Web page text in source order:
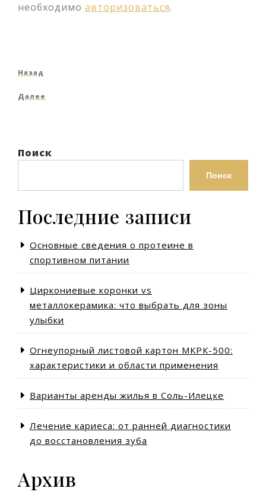
необходимо авторизоваться.
Навигация
по
Предыдущая
Назад
Следующая
Далее
Поиск
Поиск
Последние записи
Основные сведения о протеине в
спортивном питании
Циркониевые коронки vs
металлокерамика: что выбрать для зоны
улыбки
Огнеупорный листовой картон МКРК-500:
характеристики и области применения
Варианты аренды жилья в Соль-Илецке
Лечение кариеса: от ранней диагностики
до восстановления зуба
Архив